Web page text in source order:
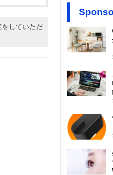
していただ